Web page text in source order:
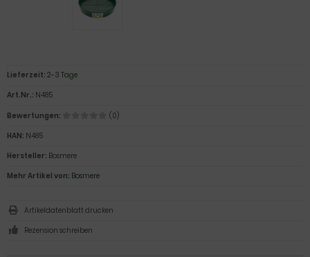
Lieferzeit: 2-3 Tage
Art.Nr.: N485
Bewertungen:
(0)
HAN: N485
Hersteller: Bosmere
Mehr Artikel von: Bosmere
Artikeldatenblatt drucken
Rezension schreiben